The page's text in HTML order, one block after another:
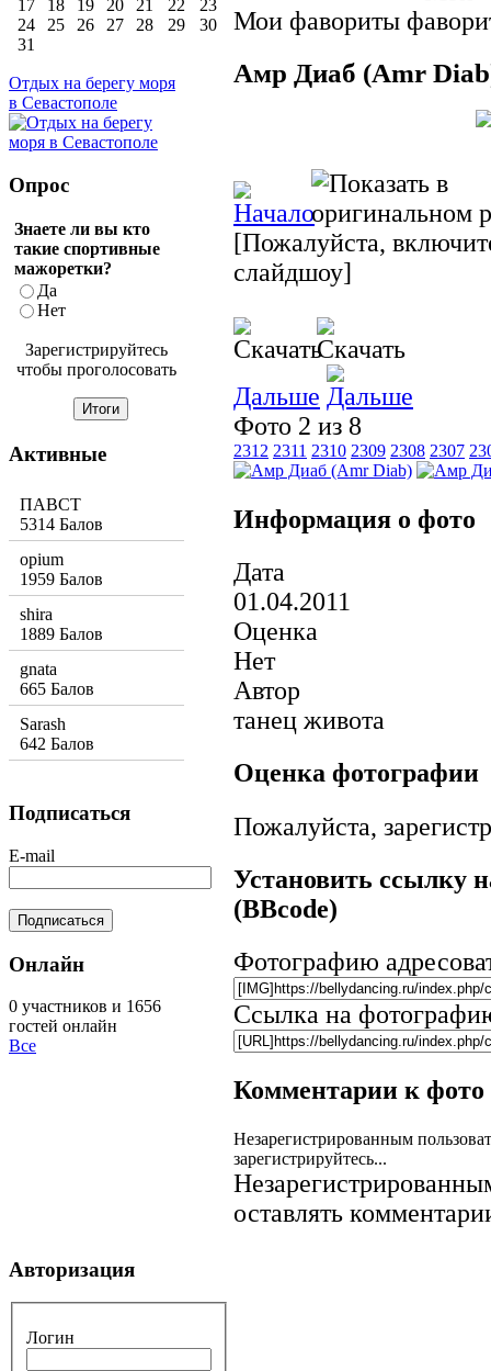
Мои фавориты
Амр Диаб (Amr
[Пожалуйста,
слайдшоу]
Дальше
Фото 2 из 8
2312 2311 2310 2309 2308 2307
Информация о фото
Дата
01.04.2011
Оценка
Нет
Автор
танец живота
Оценка фотографии
Пожалуйста,
Установить ссылку
(BBcode)
Фотографию
Ссылка на
Комментарии к фото
Незарегистрированным
зарегистрируйтесь...
оставлять
17
18 19 20 21 22
23
24
25 26 27 28 29
30
31
Отдых на берегу моря
в Севастополе
Опрос
Знаете ли вы кто
такие спортивные
мажоретки?
Да
Нет
Зарегистрируйтесь
чтобы проголосовать
Активные
ПАВСТ
5314 Балов
opium
1959 Балов
shira
1889 Балов
gnata
665 Балов
Sarash
642 Балов
Подписаться
E-mail
Онлайн
0 участников и 1656
гостей онлайн
Все
Авторизация
Логин